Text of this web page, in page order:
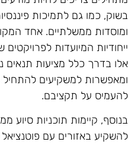
כמו גם לתמיכות
ממשלתיים. אחד
המיועדות
בדרך כלל מציעות תנאים
למשקיעים להתחיל
על תקציבם.
קיימות תוכניות סיוע
באזורים עם פוטנציאל